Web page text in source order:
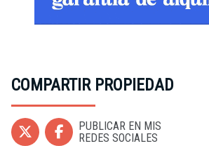
COMPARTIR PROPIEDAD
PUBLICAR EN MIS
REDES SOCIALES